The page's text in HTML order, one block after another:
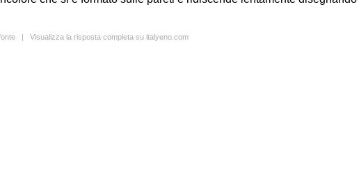
| Visualizza la risposta completa su italyeno.com